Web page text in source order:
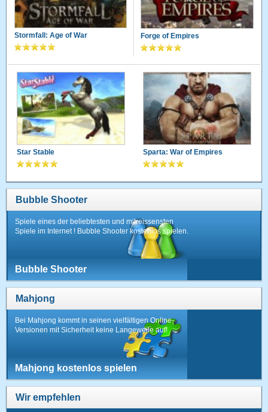
Stormfall: Age of War Forge of Empires
Star Stable Sparta: War of Empires
Bubble Shooter
Spiele eines der beliebtesten und mitreissensten
Spiele im Internet ! Bubble Shooter kostenlos spielen.
Bubble Shooter
Mahjong
Bei Mahjong kommt in seinen vielfältigen Online-
Versionen mit Sicherheit keine Langeweile auf!
Mahjong kostenlos spielen
Wir empfehlen